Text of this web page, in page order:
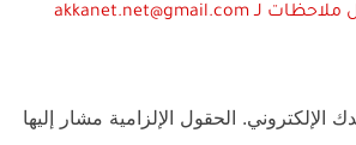
الإلكتروني. الحقول الإلزامية مشار إليها